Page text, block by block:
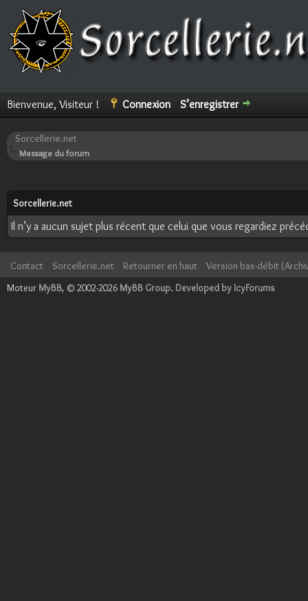
Bienvenue, Visiteur ! Connexion S’enregistrer
Sorcellerie.net
Message du forum
Sorcellerie.net
Il n’y a aucun sujet plus récent que celui que vous regardiez
Contact Sorcellerie.net Retourner en haut
Version bas-débit
Moteur MyBB, © 2002-2026 MyBB Group. Developed by IcyForums